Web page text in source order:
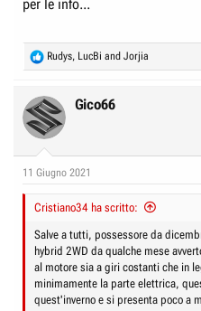
per le info...
R
e
c
t
i
s
Rudys, LucBi and Jorjia
Gico66
11 Giugno 2021
Cristiano34 ha scritto:
Salve a tutti, possessore da
hybrid 2WD da qualche mese
al motore sia a giri costanti che in
minimamente la parte elettrica,
quest'inverno e si presenta poco a